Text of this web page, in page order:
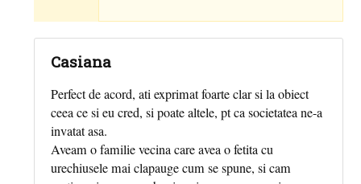
Casiana
Perfect de acord, ati exprimat foarte clar si la obiect
ceea ce si eu cred, si poate altele, pt ca societatea ne-a
invatat asa.
Aveam o familie vecina care avea o fetita cu
urechiusele mai clapauge cum se spune, si cam